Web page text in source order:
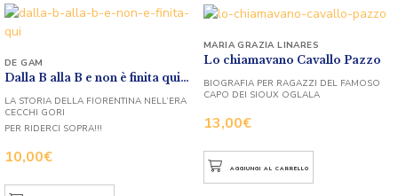
Dalla B alla B e non è finita qui…
10,00€
DE GAM
LA STORIA DELLA FIORENTINA NELL’ERA
CECCHI GORI
PER RIDERCI SOPRA!!!
Lo chiamavano Cavallo Pazzo
13,00€
MARIA GRAZIA LINARES
BIOGRAFIA PER RAGAZZI DEL FAMOSO
CAPO DEI SIOUX OGLALA
AGGIUNGI AL CARRELLO